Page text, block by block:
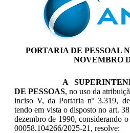
PORTARIA DE PESSOAL
NOVEMBRO
A
DE PESSOAS, no uso da
inciso V, da Portaria nº 3.319,
tendo em vista o disposto no art.
dezembro de 1990, considerando
00058.104266/2025-21, resolve: